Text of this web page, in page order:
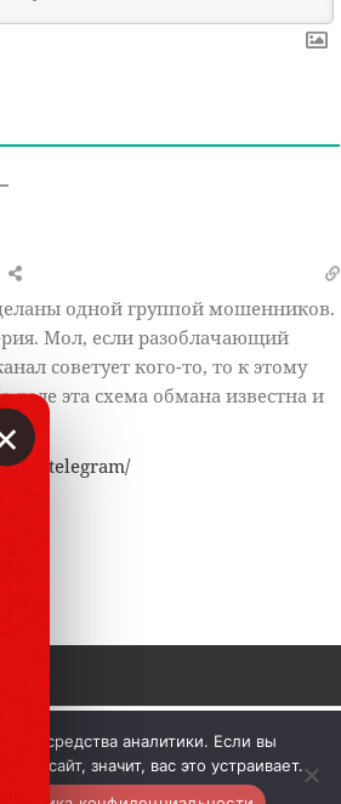
одной группой мошенников.
Мол, если разоблачающий
советует кого-то, то к этому
деле эта схема обмана известна и
telegram/
vklader.com или
Политика конфиденциальности.
и средства аналитики. Если вы
сайт, значит, вас это устраивает.